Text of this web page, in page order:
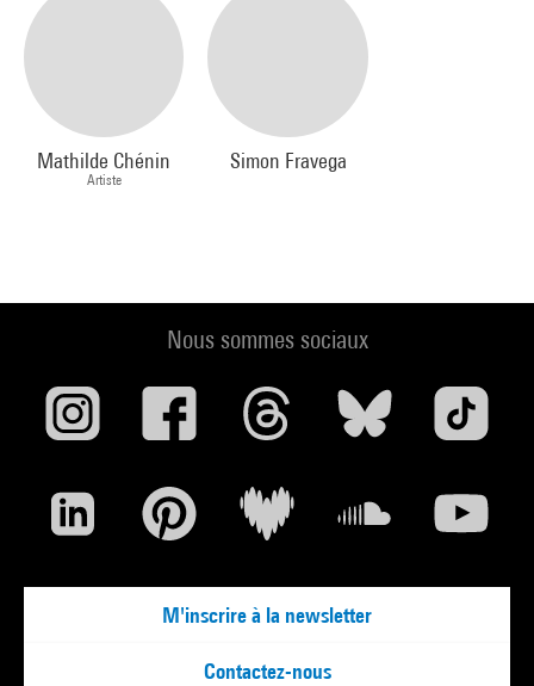
Mathilde Chénin
Artiste
Simon Fravega
Nous sommes sociaux
M'inscrire à la newsletter
Contactez-nous